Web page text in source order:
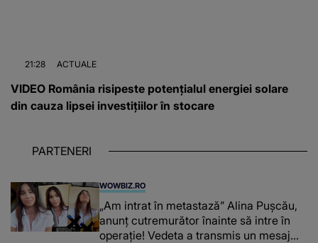
21:28 ACTUALE
VIDEO România risipeste potențialul energiei solare
din cauza lipsei investițiilor în stocare
PARTENERI
WOWBIZ.RO
„Am intrat în metastază” Alina Pușcău,
anunț cutremurător înainte să intre în
operație! Vedeta a transmis un mesaj